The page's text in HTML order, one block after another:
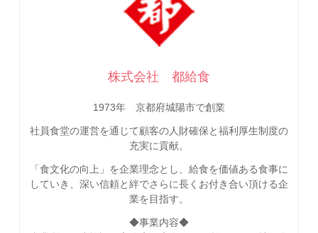
株式会社 都給食
1973年 京都府城陽市で創業
社員食堂の運営を通じて顧客の人財確保と福利厚生制度の
充実に貢献。
「食文化の向上」を企業理念とし、給食を価値ある食事に
していき、深い信頼と絆でさらに長くお付き合い頂ける企
業を目指す。
◆事業内容◆